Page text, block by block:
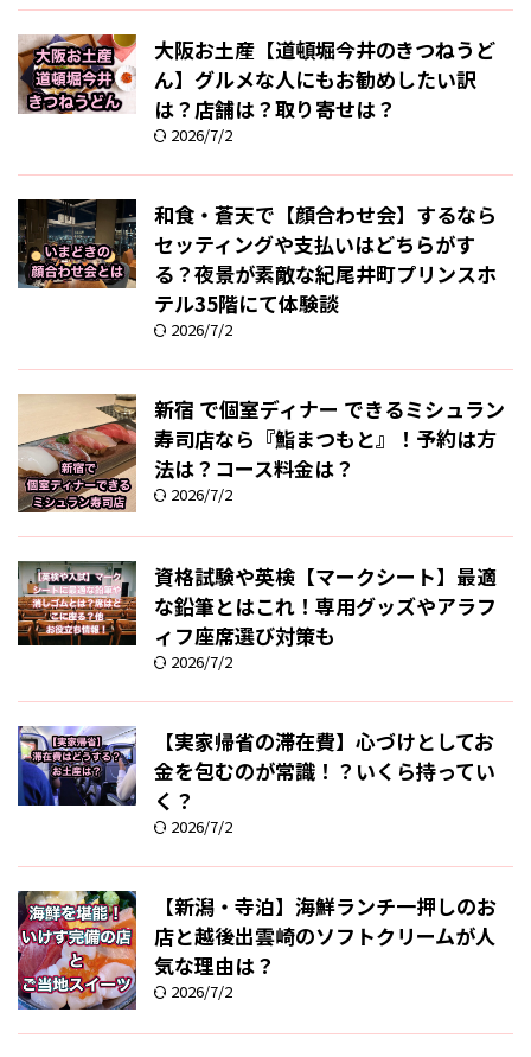
大阪お土産【道頓堀今井のきつねうど
ん】グルメな人にもお勧めしたい訳
は？店舗は？取り寄せは？
2026/7/2
和食・蒼天で【顔合わせ会】するなら
セッティングや支払いはどちらがす
る？夜景が素敵な紀尾井町プリンスホ
テル35階にて体験談
2026/7/2
新宿 で個室ディナー できるミシュラン
寿司店なら『鮨まつもと』！予約は方
法は？コース料金は？
2026/7/2
資格試験や英検【マークシート】最適
な鉛筆とはこれ！専用グッズやアラフ
ィフ座席選び対策も
2026/7/2
【実家帰省の滞在費】心づけとしてお
金を包むのが常識！？いくら持ってい
く？
2026/7/2
【新潟・寺泊】海鮮ランチ一押しのお
店と越後出雲崎のソフトクリームが人
気な理由は？
2026/7/2